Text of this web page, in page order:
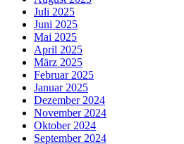
Juli 2025
Juni 2025
Mai 2025
April 2025
März 2025
Februar 2025
Januar 2025
Dezember 2024
November 2024
Oktober 2024
September 2024